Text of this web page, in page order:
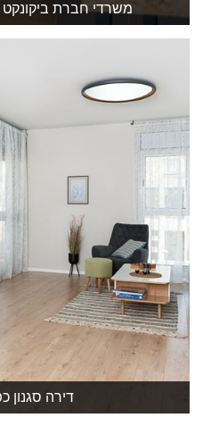
משרדי חברת ביקונקט
דירה סגנון